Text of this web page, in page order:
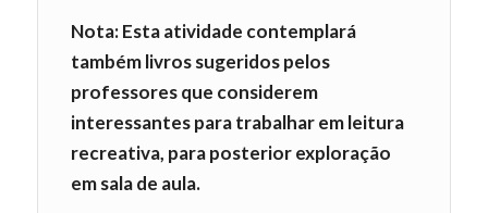
Nota: Esta atividade contemplará
também livros sugeridos pelos
professores que considerem
interessantes para trabalhar em leitura
recreativa, para posterior exploração
em sala de aula.